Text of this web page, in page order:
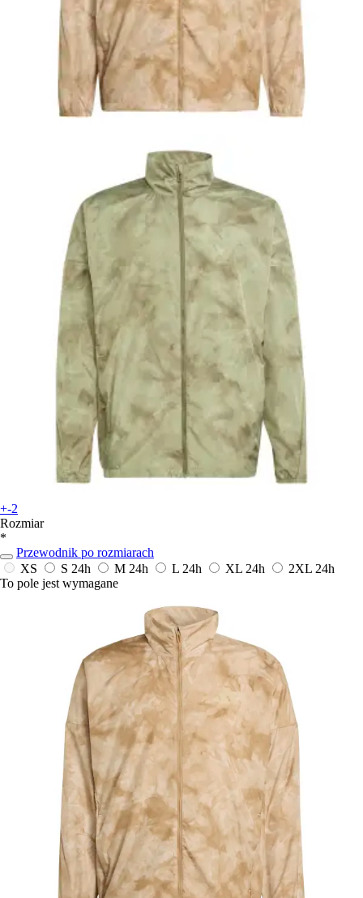
+-2
Rozmiar
*
Przewodnik po rozmiarach
XS
S 24h M 24h L 24h XL 24h 2XL 24h
To pole jest wymagane